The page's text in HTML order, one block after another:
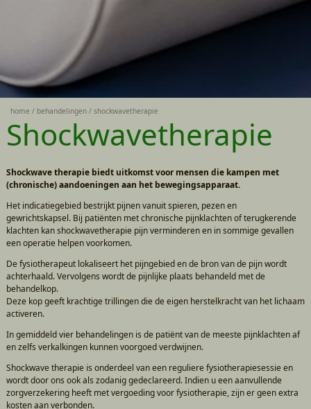
home behandelingen shockwavetherapie
Shockwavetherapie
Shockwave therapie biedt uitkomst voor mensen die kampen met
(chronische) aandoeningen aan het bewegingsapparaat.
Het indicatiegebied bestrijkt pijnen vanuit spieren, pezen en
gewrichtskapsel. Bij patiënten met chronische pijnklachten of terugkerende
klachten kan shockwavetherapie pijn verminderen en in sommige gevallen
een operatie helpen voorkomen.
De fysiotherapeut lokaliseert het pijngebied en de bron van de pijn wordt
achterhaald. Vervolgens wordt de pijnlijke plaats behandeld met de
behandelkop.
Deze kop geeft krachtige trillingen die de eigen herstelkracht van het lichaam
activeren.
In gemiddeld vier behandelingen is de patiënt van de meeste pijnklachten af
en zelfs verkalkingen kunnen voorgoed verdwijnen.
Shockwave therapie is onderdeel van een reguliere fysiotherapiesessie en
wordt door ons ook als zodanig gedeclareerd. Indien u een aanvullende
zorgverzekering heeft met vergoeding voor fysiotherapie, zijn er geen extra
kosten aan verbonden.